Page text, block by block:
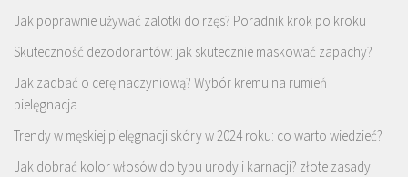
Jak poprawnie używać zalotki do rzęs? Poradnik krok po kroku
Skuteczność dezodorantów: jak skutecznie maskować zapachy?
Jak zadbać o cerę naczyniową? Wybór kremu na rumień i
pielęgnacja
Trendy w męskiej pielęgnacji skóry w 2024 roku: co warto wiedzieć?
Jak dobrać kolor włosów do typu urody i karnacji? złote zasady